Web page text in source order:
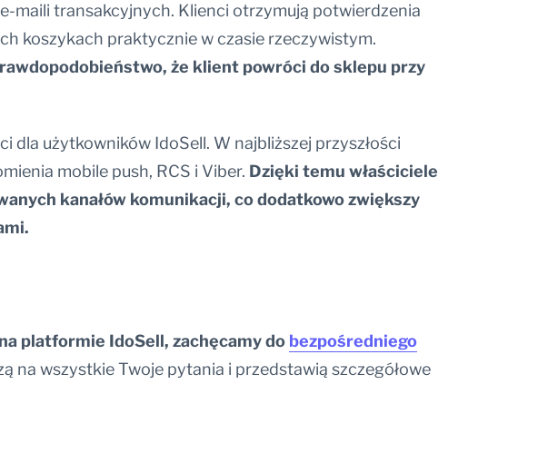
maili transakcyjnych. Klienci otrzymują potwierdzenia
koszykach praktycznie w czasie rzeczywistym.
że klient powróci do sklepu przy
dla użytkowników IdoSell. W najbliższej przyszłości
mobile push, RCS i Viber. Dzięki temu właściciele
kanałów komunikacji, co dodatkowo zwiększy
platformie IdoSell, zachęcamy do bezpośredniego
na wszystkie Twoje pytania i przedstawią szczegółowe